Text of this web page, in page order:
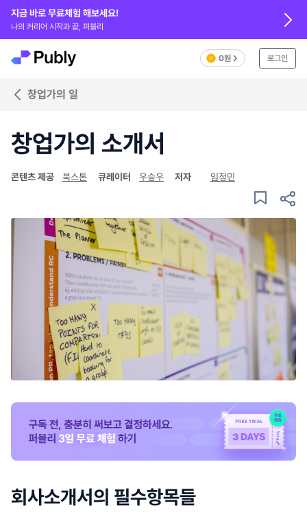
지금 바로 무료체험 해보세요!
나의 커리어 시작과 끝, 퍼블리
0원 로그인
창업가의 일
창업가의 소개서
콘텐츠 제공 북스톤 큐레이터 우승우 저자 임정민
회사소개서의 필수항목들